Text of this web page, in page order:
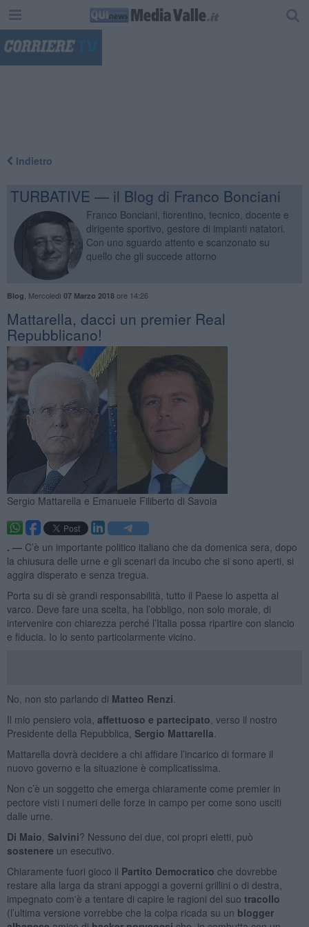
Indietro
TURBATIVE — il Blog di Franco Bonciani
Franco Bonciani, fiorentino, tecnico, docente e
dirigente sportivo, gestore di impianti natatori.
Con uno sguardo attento e scanzonato su
quello che gli succede attorno
Blog Mercoledì 07 Marzo 2018ore 14:26
Mattarella, dacci un premier Real
Repubblicano!
Sergio Mattarella e Emanuele Filiberto di Savoia
. — C’è un importante politico italiano che da domenica sera, dopo
la chiusura delle urne e gli scenari da incubo che si sono aperti, si
aggira disperato e senza tregua.
Porta su di sè grandi responsabilità, tutto il Paese lo aspetta al
varco. Deve fare una scelta, ha l’obbligo, non solo morale, di
intervenire con chiarezza perché l’Italia possa ripartire con slancio
e fiducia. Io lo sento particolarmente vicino.
No, non sto parlando di Matteo Renzi
Il mio pensiero vola, affettuoso e partecipato , verso il nostro
Presidente della Repubblica, Sergio Mattarella
Mattarella dovrà decidere a chi affidare l’incarico di formare il
nuovo governo e la situazione è complicatissima.
Non c’è un soggetto che emerga chiaramente come premier in
pectore visti i numeri delle forze in campo per come sono usciti
dalle urne.
Di Maio Salvini? Nessuno dei due, coi propri eletti, può
sostenere un esecutivo.
Chiaramente fuori gioco il Partito Democratico che dovrebbe
restare alla larga da strani appoggi a governi grillini o di destra,
impegnato com'è a tentare di capire le ragioni del suo tracollo
(l’ultima versione vorrebbe che la colpa ricada su un blogger